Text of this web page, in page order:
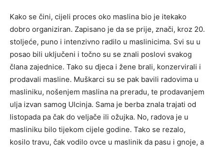
Kako se čini, cijeli proces oko maslina bio je itekako
dobro organiziran. Zapisano je da se prije, znači, kroz 20.
stoljeće, puno i intenzivno radilo u maslinicima. Svi su u
posao bili uključeni i točno su se znali poslovi svakog
člana zajednice. Tako su djeca i žene brali, konzervirali i
prodavali masline. Muškarci su se pak bavili radovima u
masliniku, nošenjem maslina na preradu, te prodavanjem
ulja izvan samog Ulcinja. Sama je berba znala trajati od
listopada pa čak do veljače ili ožujka. No, radova je u
masliniku bilo tijekom cijele godine. Tako se rezalo,
kosilo travu, čak vodilo ovce u maslinik da pasu i gnoje, a